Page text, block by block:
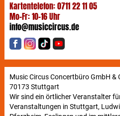
Kartentelefon: 0711 22 11 05
Mo-Fr: 10-16 Uhr
info@musiccircus.de
Music Circus Concertbüro GmbH &
70173 Stuttgart
Wir sind ein örtlicher Veranstalter
Veranstaltungen in Stuttgart,